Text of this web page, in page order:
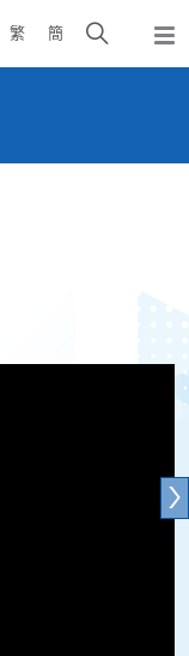
繁 簡
Open
search